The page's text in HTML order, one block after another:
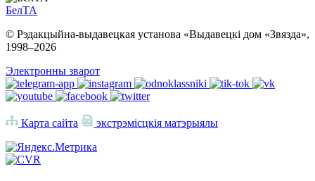
БелТА
© Рэдакцыйна-выдавецкая установа «Выдавецкі дом «Звязда»,
1998–2026
Электронны зварот
Карта сайта экстрэмісцкія матэрыялы